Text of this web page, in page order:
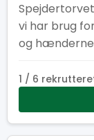
vi har brug
og hænderne skruet
lære, grine og
her?”
1 / 6